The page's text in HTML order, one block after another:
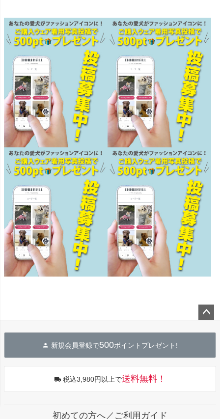
へ
新規会員登録で500ポイントプレゼント!
税込3,980円以上で送料無料！
初めての方へ／ご利用ガイド